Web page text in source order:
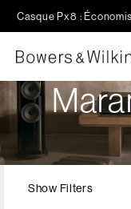
Casque Px8 :
Show Filters